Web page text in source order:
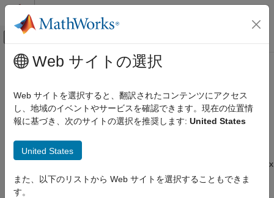
コンテンツへスキップ
オフキャンバス ナビゲーション メ
ドキュメンテーションのホーム
コード検証
Polyspace Bug Finder
Create Your Own Coding Rules and Coding
Standard
Ast.NestedNamespaceSpecifier Class
メインコンテンツ
Ast.NestedNamespaceSpecifier
Class
Namespace:Ast
nodes in the syntax
tree of your code
Web サイトの選択
Web サイトを選択すると、翻訳されたコンテンツにアクセス
し、地域のイベントやサービスを確認できます。現在の位置情
報に基づき、次のサイトの選択を推奨します: United States
United States
また、以下のリストから Web サイトを選択することもできま
す。